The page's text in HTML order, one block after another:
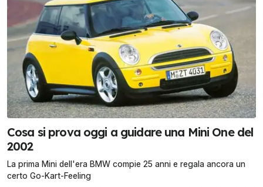
Cosa si prova oggi a guidare una Mini One del
2002
La prima Mini dell'era BMW compie 25 anni e regala ancora un
certo Go-Kart-Feeling